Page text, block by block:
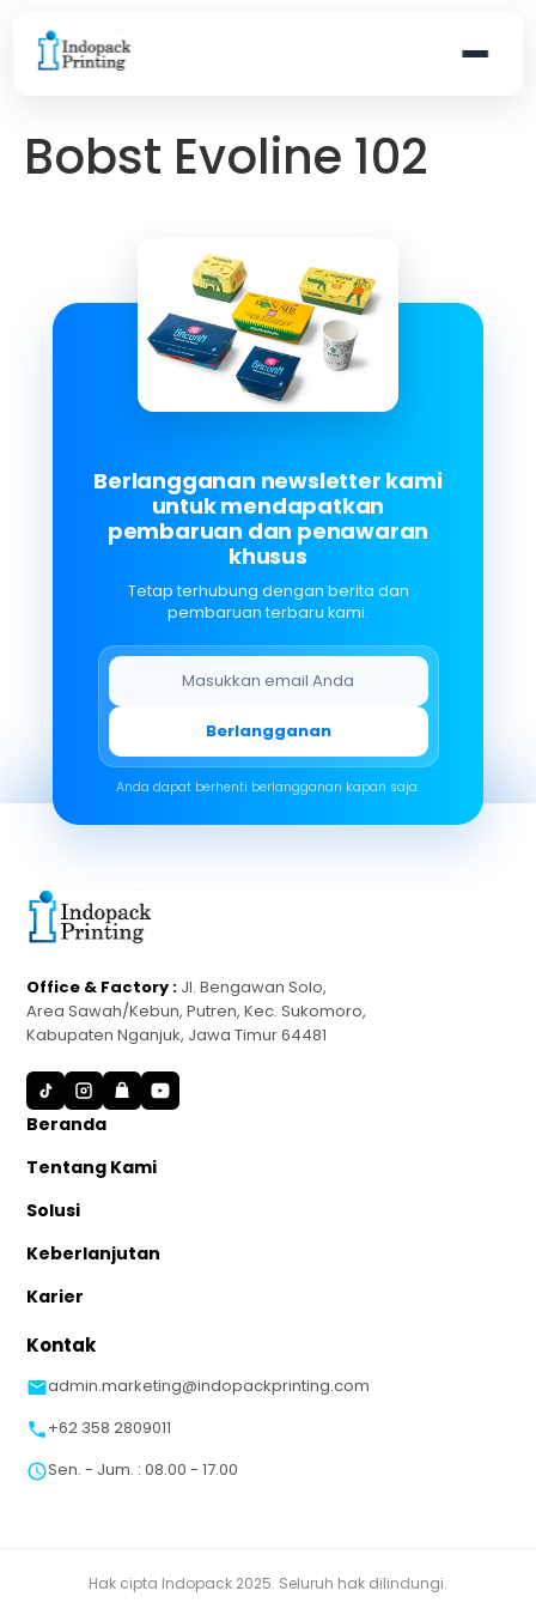
Bobst Evoline 102
Berlangganan newsletter kami
untuk mendapatkan
pembaruan dan penawaran
khusus
Tetap terhubung dengan berita dan
pembaruan terbaru kami.
Berlangganan
Anda dapat berhenti berlangganan kapan saja.
Office & Factory : Jl. Bengawan Solo,
Area Sawah/Kebun, Putren, Kec. Sukomoro,
Kabupaten Nganjuk, Jawa Timur 64481
Beranda
Tentang Kami
Solusi
Keberlanjutan
Karier
Kontak
admin.marketing@indopackprinting.com
+62 358 2809011
Sen. - Jum. : 08.00 - 17.00
Hak cipta Indopack 2025. Seluruh hak dilindungi.